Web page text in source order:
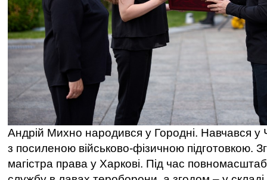
Андрій Михно народився у Городні. Навчався у
з посиленою військово-фізичною підготовкою.
магістра права у Харкові. Під час